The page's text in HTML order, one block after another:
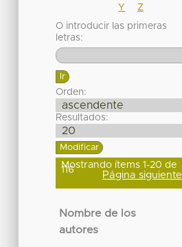
Y
Z
O introducir las primeras
letras:
Orden:
Resultados:
Mostrando ítems 1-20 de
116 Página siguiente
Nombre de los
autores